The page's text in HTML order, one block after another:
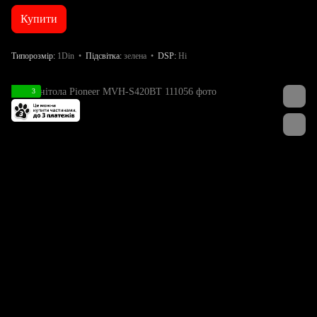
Купити
Типорозмір 1Din Підсвітка зелена DSP Ні
3